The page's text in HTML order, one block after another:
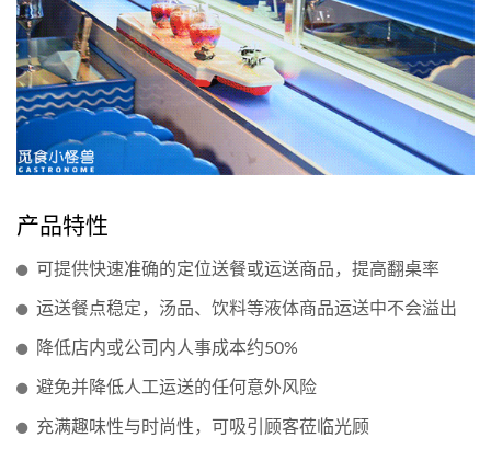
产品特性
可提供快速准确的定位送餐或运送商品，提高翻桌率
运送餐点稳定，汤品、饮料等液体商品运送中不会溢出
降低店内或公司内人事成本约50%
避免并降低人工运送的任何意外风险
充满趣味性与时尚性，可吸引顾客莅临光顾